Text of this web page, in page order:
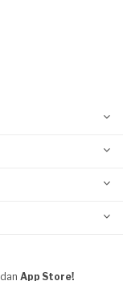
dan App Store!